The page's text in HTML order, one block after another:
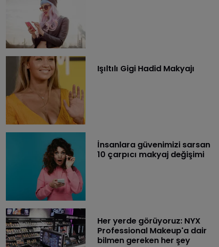
Işıltılı Gigi Hadid Makyajı
İnsanlara güvenimizi sarsan
10 çarpıcı makyaj değişimi
Her yerde görüyoruz: NYX
Professional Makeup'a dair
bilmen gereken her şey